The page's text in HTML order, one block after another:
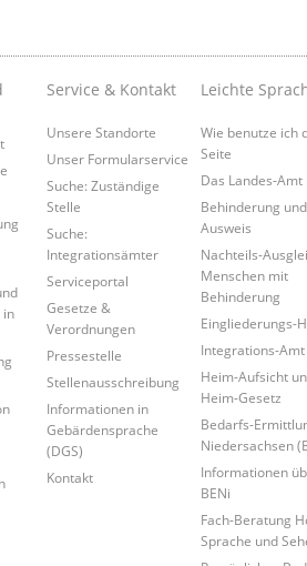
in
Service & Kontakt
Unsere Standorte
Unser Formularservice
Suche: Zuständige
Stelle
Suche:
Integrationsämter
Serviceportal
Gesetze &
Verordnungen
Pressestelle
Stellenausschreibung
Informationen in
Gebärdensprache
(DGS)
Kontakt
Leichte
Wie benutze ich
Seite
Das Landes-Amt
Behinderung und
Ausweis
Nachteils-
Menschen mit
Behinderung
Eingliederungs-
Integrations-Amt
Heim-Aufsicht
Heim-Gesetz
Bedarfs-
Niedersachsen
Informationen
BENi
Fach-Beratung
Sprache und